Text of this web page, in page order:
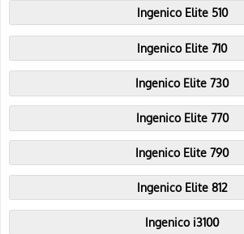
Ingenico Elite 510
Ingenico Elite 710
Ingenico Elite 730
Ingenico Elite 770
Ingenico Elite 790
Ingenico Elite 812
Ingenico i3100